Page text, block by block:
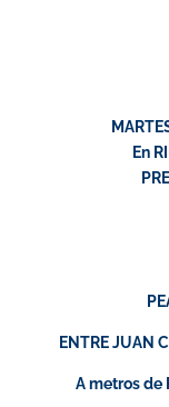
En
ENTRE JUAN
A metros de